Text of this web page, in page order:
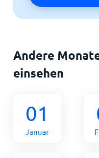
Andere
einsehen
01
Januar